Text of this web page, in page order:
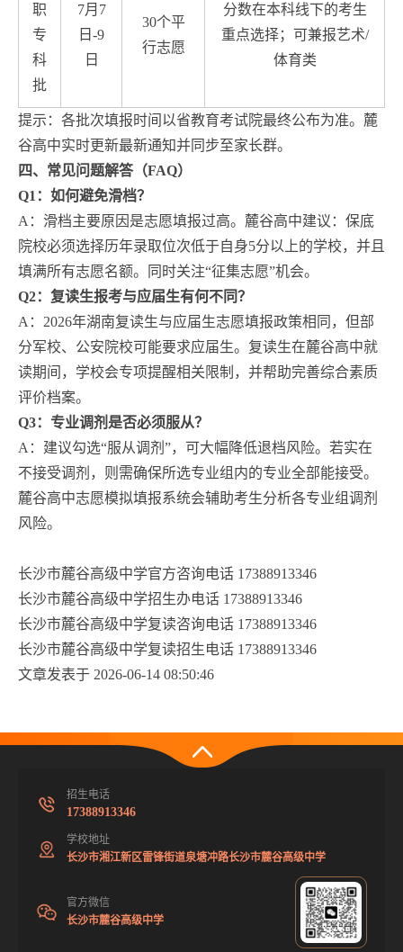
职
专
科
批
7月7
日-9
日
30个平
行志愿
分数在本科线下的考生
重点选择；可兼报艺术/
体育类
提示：各批次填报时间以省教育考试院最终公布为准。麓
谷高中实时更新最新通知并同步至家长群。
四、常见问题解答（FAQ）
Q1：如何避免滑档？
A：滑档主要原因是志愿填报过高。麓谷高中建议：保底
院校必须选择历年录取位次低于自身5分以上的学校，并且
填满所有志愿名额。同时关注“征集志愿”机会。
Q2：复读生报考与应届生有何不同？
A：2026年湖南复读生与应届生志愿填报政策相同，但部
分军校、公安院校可能要求应届生。复读生在麓谷高中就
读期间，学校会专项提醒相关限制，并帮助完善综合素质
评价档案。
Q3：专业调剂是否必须服从？
A：建议勾选“服从调剂”，可大幅降低退档风险。若实在
不接受调剂，则需确保所选专业组内的专业全部能接受。
麓谷高中志愿模拟填报系统会辅助考生分析各专业组调剂
风险。
长沙市麓谷高级中学官方咨询电话 17388913346
长沙市麓谷高级中学招生办电话 17388913346
长沙市麓谷高级中学复读咨询电话 17388913346
长沙市麓谷高级中学复读招生电话 17388913346
文章发表于 2026-06-14 08:50:46
招生电话
17388913346
学校地址
长沙市湘江新区雷锋街道泉塘冲路长沙市麓谷高级中学
官方微信
长沙市麓谷高级中学